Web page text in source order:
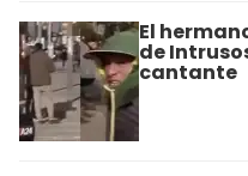
El
de
cantante